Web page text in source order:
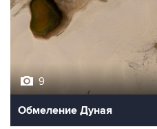
Обмеление Дуная